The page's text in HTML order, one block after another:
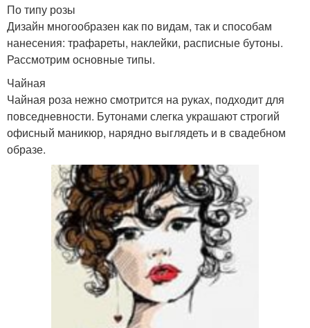
По типу розы
Дизайн многообразен как по видам, так и способам
нанесения: трафареты, наклейки, расписные бутоны.
Рассмотрим основные типы.
Чайная
Чайная роза нежно смотрится на руках, подходит для
повседневности. Бутонами слегка украшают строгий
офисный маникюр, нарядно выглядеть и в свадебном
образе.